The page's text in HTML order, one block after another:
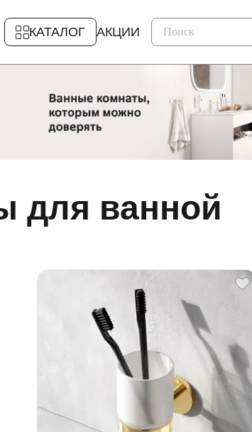
КАТАЛОГ АКЦИИ
для ванной